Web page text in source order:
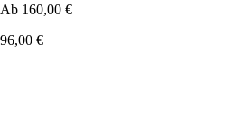
Ab 160,00 €
96,00 €